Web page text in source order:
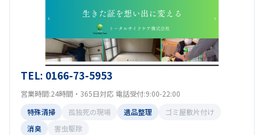
TEL: 0166-73-5953
営業時間:24時間・365日対応 電話受付:9:00-22:00
特殊清掃
孤独死の現場 遺品整理
ゴミ屋敷片付け
消臭
害虫駆除